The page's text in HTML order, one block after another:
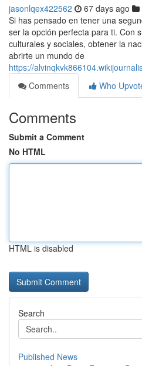
jasonlqex422562 67 days ago
Si has pensado en tener una
ser la opción perfecta para ti. Con
culturales y sociales, obtener la
abrirte un mundo de
https://
Comments
Who
Comments
Submit a Comment
No HTML
HTML is disabled
Search
Published News